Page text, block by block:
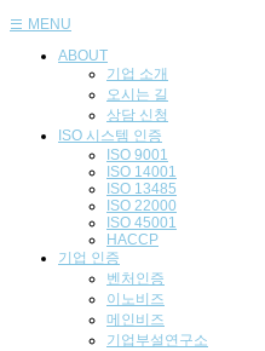
MENU
ABOUT
기업 소개
오시는 길
상담 신청
ISO 시스템 인 증
ISO 9001
ISO 14001
ISO 13485
ISO 22000
ISO 45001
HACCP
기업 인증
벤처인증
이노비즈
메인비즈
기업부설연구소